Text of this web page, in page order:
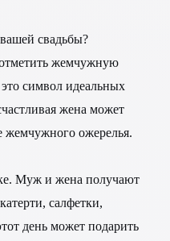
свадьбы?
жемчужную
символ идеальных
жена может
жемчужного ожерелья.
Муж и жена получают
салфетки,
день может подарить